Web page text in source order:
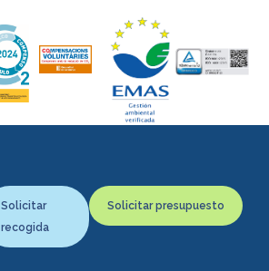
Solicitar
recogida
Solicitar presupuesto